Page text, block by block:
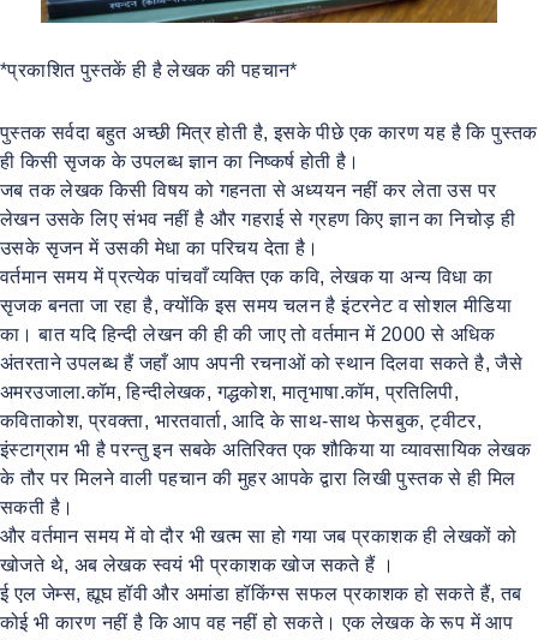
*प्रकाशित पुस्तकें ही है लेखक की पहचान*
पुस्तक सर्वदा बहुत अच्छी मित्र होती है, इसके पीछे एक कारण यह है कि पुस्तक
ही किसी सृजक के उपलब्ध ज्ञान का निष्कर्ष होती है।
जब तक लेखक किसी विषय को गहनता से अध्ययन नहीं कर लेता उस पर
लेखन उसके लिए संभव नहीं है और गहराई से ग्रहण किए ज्ञान का निचोड़ ही
उसके सृजन में उसकी मेधा का परिचय देता है।
वर्तमान समय में प्रत्येक पांचवाँ व्यक्ति एक कवि, लेखक या अन्य विधा का
सृजक बनता जा रहा है, क्योंकि इस समय चलन है इंटरनेट व सोशल मीडिया
का। बात यदि हिन्दी लेखन की ही की जाए तो वर्तमान में 2000 से अधिक
अंतरताने उपलब्ध हैं जहाँ आप अपनी रचनाओं को स्थान दिलवा सकते है, जैसे
अमरउजाला.कॉम, हिन्दीलेखक, गद्धकोश, मातृभाषा.कॉम, प्रतिलिपी,
कविताकोश, प्रवक्ता, भारतवार्ता, आदि के साथ-साथ फेसबुक, ट्वीटर,
इंस्टाग्राम भी है परन्तु इन सबके अतिरिक्त एक शौकिया या व्यावसायिक लेखक
के तौर पर मिलने वाली पहचान की मुहर आपके द्वारा लिखी पुस्तक से ही मिल
सकती है।
और वर्तमान समय में वो दौर भी खत्म सा हो गया जब प्रकाशक ही लेखकों को
खोजते थे, अब लेखक स्वयं भी प्रकाशक खोज सकते हैं ।
ई एल जेम्स, ह्यूघ हॉवी और अमांडा हॉकिंग्स सफल प्रकाशक हो सकते हैं, तब
कोई भी कारण नहीं है कि आप वह नहीं हो सकते। एक लेखक के रूप में आप